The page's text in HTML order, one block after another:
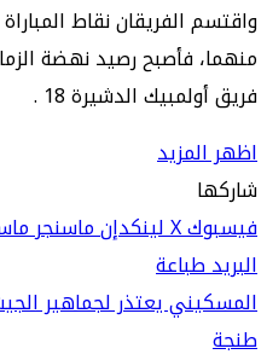
واقتسم الفريقان نقاط
فريق أولمبيك الدشيرة 18 .
اظهر المزيد
شاركها
فيسبوك‫Xلينكدإنماسنجر
البريدطباعة
المسكيني يعتذر لجماهير
طنجة